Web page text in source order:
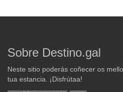
Sobre Destino.gal
Neste sitio poderás coñecer os
tua estancia. ¡Disfrútaa!